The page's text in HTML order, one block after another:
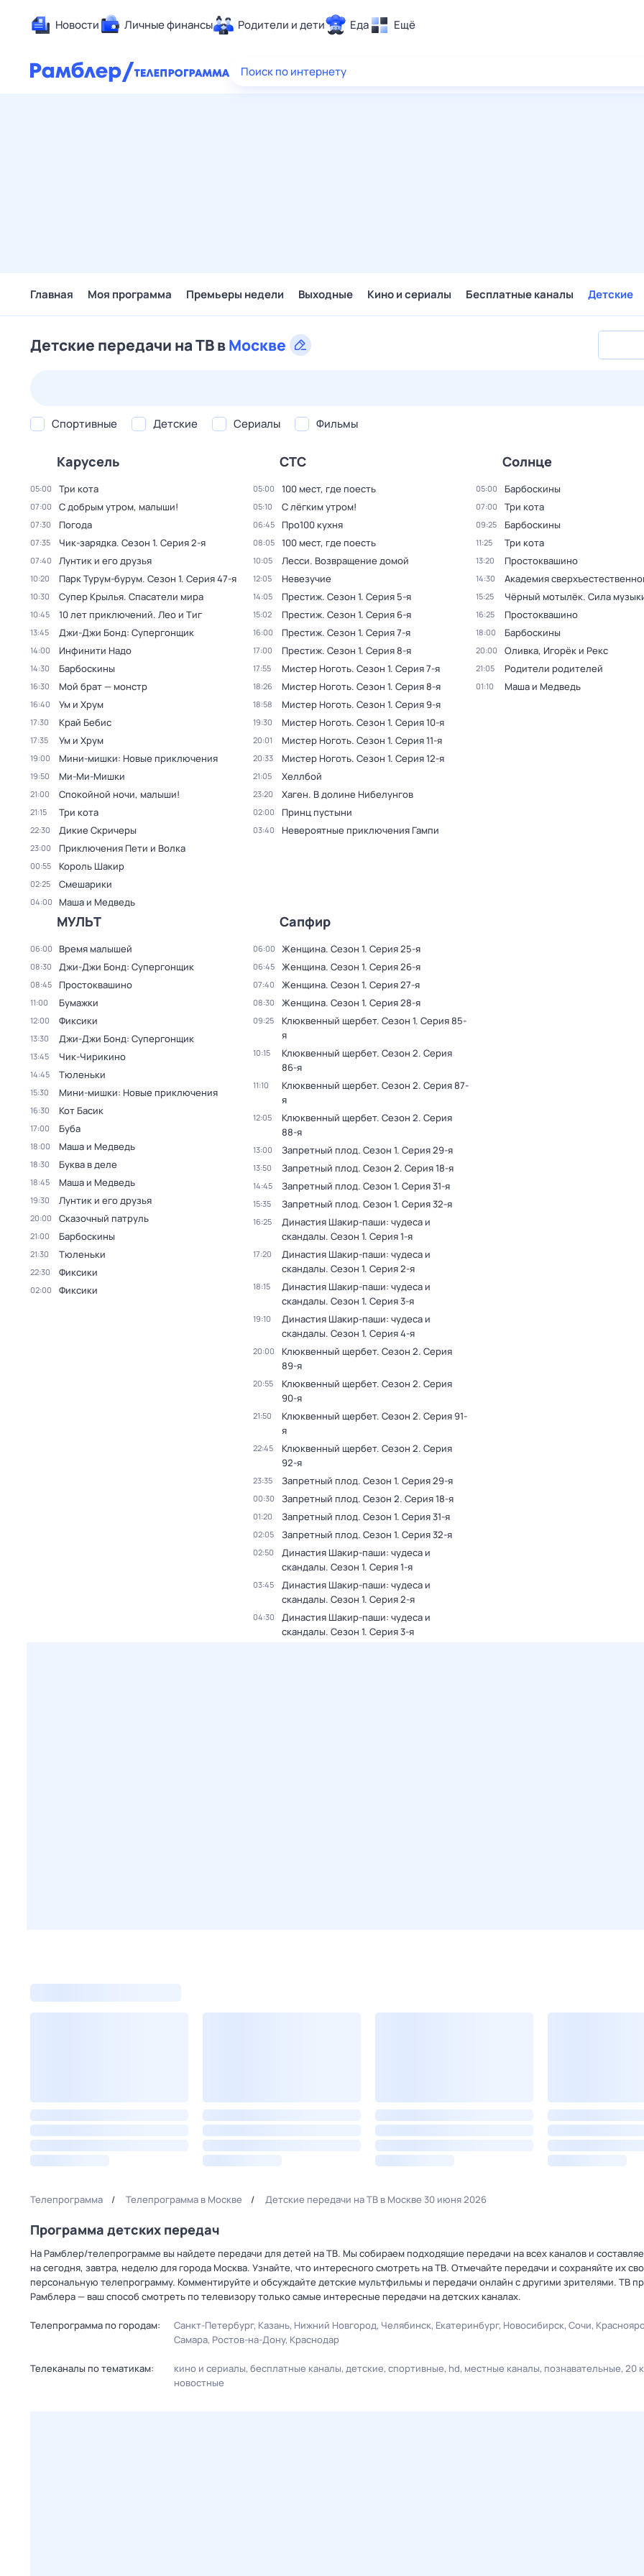
Новости Личные финансы Родители и дети Еда Ещё
Здоровье
Поиск по интернету
Главная Моя программа Премьеры недели Выходные Кино и сериалы Бесплатные каналы Детские
Детские передачи на ТВ вМоскве
Спортивные Детские Сериалы Фильмы
Карусель
05:00 Три кота
07:00 С добрым утром, малыши!
07:30 Погода
07:35 Чик-зарядка. Сезон 1. Серия 2-я
07:40 Лунтик и его друзья
10:20 Парк Турум-бурум. Сезон 1. Серия 47-я
10:30 Супер Крылья. Спасатели мира
10:45 10 лет приключений. Лео и Тиг
13:45 Джи-Джи Бонд: Супергонщик
14:00 Инфинити Надо
14:30 Барбоскины
16:30 Мой брат — монстр
16:40 Ум и Хрум
17:30 Край Бебис
17:35 Ум и Хрум
19:00 Мини-мишки: Новые приключения
19:50 Ми-Ми-Мишки
21:00 Спокойной ночи, малыши!
21:15 Три кота
22:30 Дикие Скричеры
23:00 Приключения Пети и Волка
00:55 Король Шакир
02:25 Смешарики
04:00 Маша и Медведь
СТС
05:00 100 мест, где поесть
05:10 С лёгким утром!
06:45 Про100 кухня
08:05 100 мест, где поесть
10:05 Лесси. Возвращение домой
12:05 Невезучие
14:05 Престиж. Сезон 1. Серия 5-я
15:02 Престиж. Сезон 1. Серия 6-я
16:00 Престиж. Сезон 1. Серия 7-я
17:00 Престиж. Сезон 1. Серия 8-я
17:55 Мистер Ноготь. Сезон 1. Серия 7-я
18:26 Мистер Ноготь. Сезон 1. Серия 8-я
18:58 Мистер Ноготь. Сезон 1. Серия 9-я
19:30 Мистер Ноготь. Сезон 1. Серия 10-я
20:01 Мистер Ноготь. Сезон 1. Серия 11-я
20:33 Мистер Ноготь. Сезон 1. Серия 12-я
21:05 Хеллбой
23:20 Хаген. В долине Нибелунгов
02:00 Принц пустыни
03:40 Невероятные приключения Гампи
Солнце
05:00 Барбоскины
07:00 Три кота
09:25 Барбоскины
11:25 Три кота
13:20 Простоквашино
14:30 Академия
15:25 Чёрный мотылёк. Сила
16:25 Простоквашино
18:00 Барбоскины
20:00 Оливка, Игорёк и Рекс
21:05 Родители родителей
01:10 Маша и Медведь
МУЛЬТ
06:00 Время малышей
08:30 Джи-Джи Бонд: Супергонщик
08:45 Простоквашино
11:00 Бумажки
12:00 Фиксики
13:30 Джи-Джи Бонд: Супергонщик
13:45 Чик-Чирикино
14:45 Тюленьки
15:30 Мини-мишки: Новые приключения
16:30 Кот Басик
17:00 Буба
18:00 Маша и Медведь
18:30 Буква в деле
18:45 Маша и Медведь
19:30 Лунтик и его друзья
20:00 Сказочный патруль
21:00 Барбоскины
21:30 Тюленьки
22:30 Фиксики
02:00 Фиксики
Сапфир
06:00 Женщина. Сезон 1. Серия 25-я
06:45 Женщина. Сезон 1. Серия 26-я
07:40 Женщина. Сезон 1. Серия 27-я
08:30 Женщина. Сезон 1. Серия 28-я
09:25 Клюквенный щербет. Сезон 1. Серия 85-
я
10:15 Клюквенный щербет. Сезон 2. Серия
86-я
11:10 Клюквенный щербет. Сезон 2. Серия 87-
я
12:05 Клюквенный щербет. Сезон 2. Серия
88-я
13:00 Запретный плод. Сезон 1. Серия 29-я
13:50 Запретный плод. Сезон 2. Серия 18-я
14:45 Запретный плод. Сезон 1. Серия 31-я
15:35 Запретный плод. Сезон 1. Серия 32-я
16:25
Династия Шакир-паши: чудеса и
скандалы. Сезон 1. Серия 1-я
17:20
Династия Шакир-паши: чудеса и
скандалы. Сезон 1. Серия 2-я
18:15
Династия Шакир-паши: чудеса и
скандалы. Сезон 1. Серия 3-я
19:10
Династия Шакир-паши: чудеса и
скандалы. Сезон 1. Серия 4-я
20:00 Клюквенный щербет. Сезон 2. Серия
89-я
20:55 Клюквенный щербет. Сезон 2. Серия
90-я
21:50 Клюквенный щербет. Сезон 2. Серия 91-
я
22:45 Клюквенный щербет. Сезон 2. Серия
92-я
23:35 Запретный плод. Сезон 1. Серия 29-я
00:30 Запретный плод. Сезон 2. Серия 18-я
01:20 Запретный плод. Сезон 1. Серия 31-я
02:05 Запретный плод. Сезон 1. Серия 32-я
02:50
Династия Шакир-паши: чудеса и
скандалы. Сезон 1. Серия 1-я
03:45
Династия Шакир-паши: чудеса и
скандалы. Сезон 1. Серия 2-я
04:30
Династия Шакир-паши: чудеса и
скандалы. Сезон 1. Серия 3-я
Телепрограмма Телепрограмма в Москве Детские передачи на ТВ в Москве 30 июня 2026
Программа детских передач
На Рамблер/телепрограмме вы найдете передачи для детей на ТВ. Мы собираем подходящие передачи на всех каналов и
на сегодня, завтра, неделю для города Москва. Узнайте, что интересного смотреть на ТВ. Отмечайте передачи и сохраняйте их
персональную телепрограмму. Комментируйте и обсуждайте детские мультфильмы и передачи онлайн с другими зрителями. ТВ
Рамблера — ваш способ смотреть по телевизору только самые интересные передачи на детских каналах.
Телепрограмма по городам: Санкт-Петербург Казань Нижний Новгород Челябинск Екатеринбург Новосибирск Сочи
Самара Ростов-на-Дону Краснодар
Телеканалы по тематикам: кино и сериалы бесплатные каналы детские спортивные hd местные каналы познавательные 20
новостные